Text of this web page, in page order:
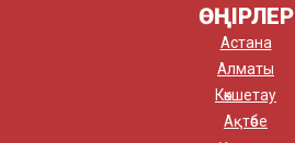
ӨҢІРЛЕР
Астана
Алматы
Көкшетау
Ақтөбе